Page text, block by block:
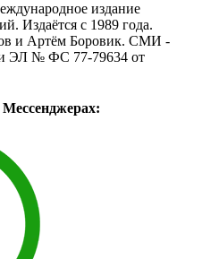
издание
Издаётся с 1989 года.
и Артём Боровик. CМИ -
ЭЛ № ФС 77-79634 от